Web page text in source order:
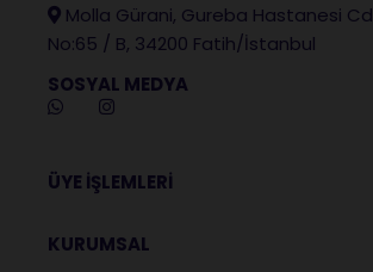
Molla Gürani, Gureba Hastanesi Cd
No:65 / B, 34200 Fatih/İstanbul
SOSYAL MEDYA
ÜYE İŞLEMLERİ
KURUMSAL